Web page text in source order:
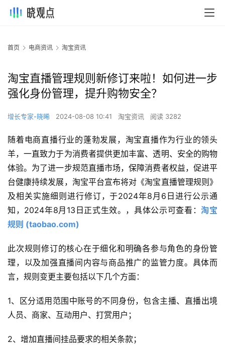
首页 电商资讯 淘宝资讯
淘宝直播管理规则新修订来啦！如何进一步
强化身份管理，提升购物安全？
增长专家-晓晞 2024-08-08 10:41 淘宝资讯 阅读 3282
随着电商直播行业的蓬勃发展，淘宝直播作为行业的领头
羊，一直致力于为消费者提供更加丰富、透明、安全的购物
体验。为了进一步规范直播市场，保障消费者权益，促进平
台健康持续发展，淘宝平台宣布将对《淘宝直播管理规则》
及相关实施细则进行修订，于2024年8月6日进行公示通
知，2024年8月13日正式生效。，具体公示可查看：淘宝
规则 (taobao.com)
此次规则修订的核心在于细化和明确各参与角色的身份管
理，以及加强直播间内容与商品推广的监管力度。具体而
言，规则变更主要包括以下几个方面：
1、区分适用范围中账号的不同身份，包含主播、直播出境
人员、商家、互动用户、打赏用户；
2、增加直播间挂品要求的相关条款；